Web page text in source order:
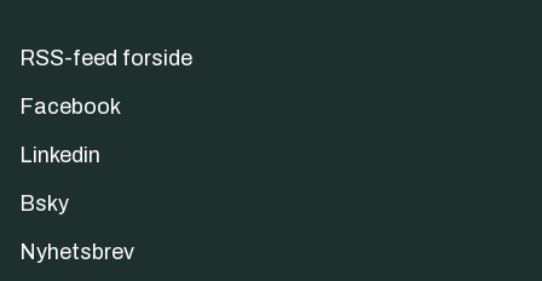
RSS-feed forside
Facebook
Linkedin
Bsky
Nyhetsbrev